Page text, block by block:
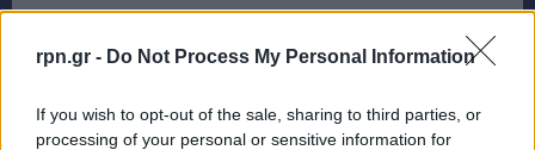
rpn.gr - Do Not Process My Personal Information
If you wish to opt-out of the sale, sharing to third parties, or
processing of your personal or sensitive information for